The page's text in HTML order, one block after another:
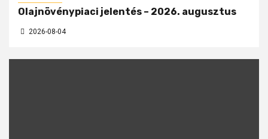
Olajnövénypiaci jelentés – 2026. augusztus
2026-08-04